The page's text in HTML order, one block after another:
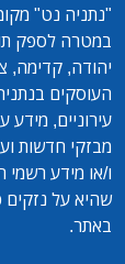
"נתניה נט"
במטרה לספק
יהודה, קדימה,
העוסקים
עירוניים,
מבזקי חדשות
ו/או מידע
שהיא על
באתר.